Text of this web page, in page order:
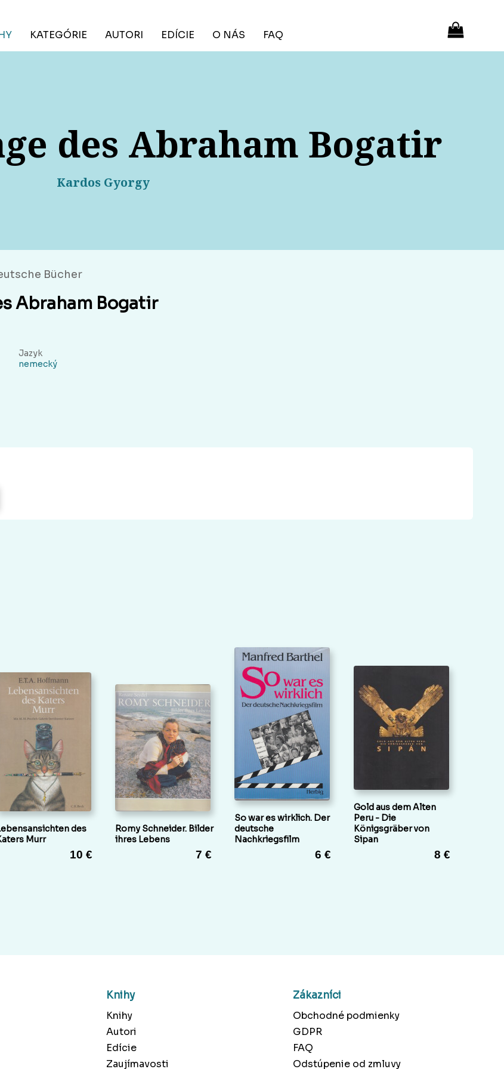
KATEGÓRIE AUTORI EDÍCIE O NÁS FAQ
des Abraham Bogatir
Kardos Gyorgy
Bücher
Abraham Bogatir
Jazyk
nemecký
des
Murr
10 €
Romy Schneider. Bilder
ihres Lebens
7 €
So war es wirklich. Der
deutsche
Nachkriegsfilm
6 €
Gold aus dem Alten
Peru - Die
Königsgräber von
Sipan
8 €
Knihy
Knihy
Autori
Edície
Zaujímavosti
Zákazníci
Obchodné podmienky
GDPR
FAQ
Odstúpenie od zmluvy